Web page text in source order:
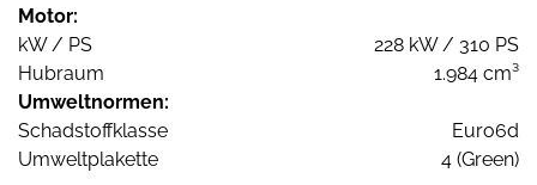
Motor:
kW / PS
228 kW / 310 PS
Hubraum
1.984 cm³
Umweltnormen:
Schadstoffklasse
Euro6d
Umweltplakette
4 (Green)